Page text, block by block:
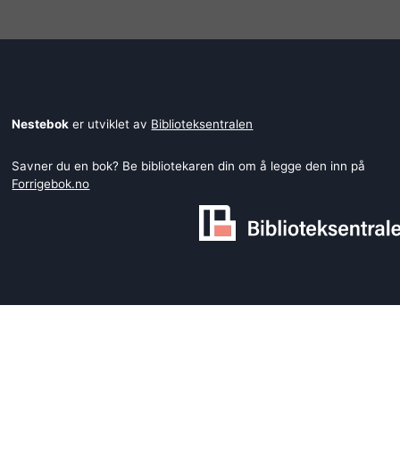
Nestebok er utviklet av Biblioteksentralen
Savner du en bok? Be bibliotekaren din om å legge den inn på
Forrigebok.no